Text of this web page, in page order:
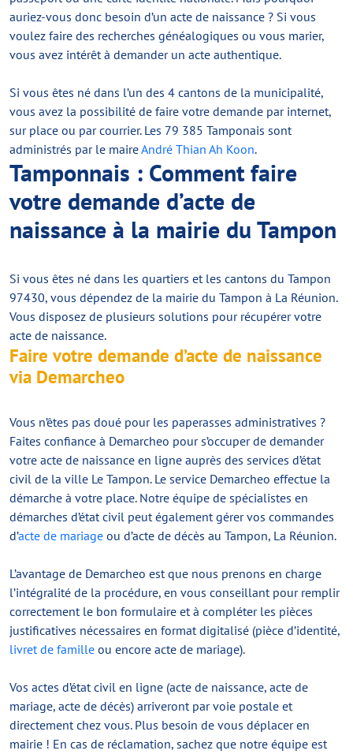
auriez-vous donc besoin d’un acte de naissance ? Si vous
voulez faire des recherches généalogiques ou vous marier,
vous avez intérêt à demander un acte authentique.
Si vous êtes né dans l’un des 4 cantons de la municipalité,
vous avez la possibilité de faire votre demande par internet,
sur place ou par courrier. Les 79 385 Tamponais sont
administrés par le maireAndré Thian Ah Koon.
Tamponnais : Comment faire
votre demande d’acte de
naissance à la mairie du Tampon
Si vous êtes né dans les quartiers et les cantons du Tampon
97430, vous dépendez de la mairie du Tampon à La Réunion.
Vous disposez de plusieurs solutions pour récupérer votre
acte de naissance.
Faire votre demande d’acte de naissance
via Demarcheo
Vous n’êtes pas doué pour les paperasses administratives ?
Faites confiance à Demarcheo pour s’occuper de demander
votre acte de naissance en ligne auprès des services d’état
civil de la ville Le Tampon. Le service Demarcheo effectue la
démarche à votre place. Notre équipe de spécialistes en
démarches d’état civil peut également gérer vos commandes
d’acte de mariage ou d’acte de décès au Tampon, La Réunion.
L’avantage de Demarcheo est que nous prenons en charge
l’intégralité de la procédure, en vous conseillant pour remplir
correctement le bon formulaire et à compléter les pièces
justificatives nécessaires en format digitalisé (pièce d’identité,
livret de famille ou encore acte de mariage).
Vos actes d’état civil en ligne (acte de naissance, acte de
mariage, acte de décès) arriveront par voie postale et
directement chez vous. Plus besoin de vous déplacer en
mairie ! En cas de réclamation, sachez que notre équipe est